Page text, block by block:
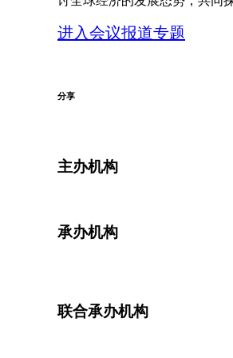
进入会议报道专题
分享
主办机构
承办机构
联合承办机构